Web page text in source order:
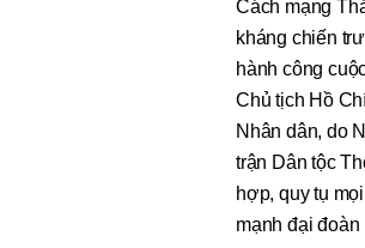
Cách mạng
kháng chiến
hành công
Chủ tịch Hồ
Nhân dân, do
trận Dân tộc
hợp, quy tụ
mạnh đại đoàn